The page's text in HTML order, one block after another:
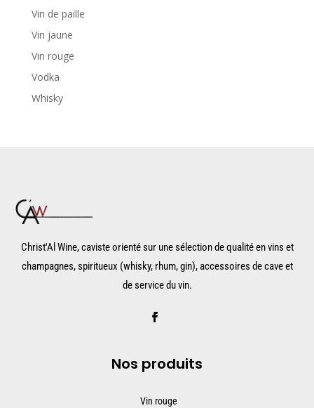
Vin de paille
Vin jaune
Vin rouge
Vodka
Whisky
Christ'Al Wine, caviste orienté sur une sélection de qualité en vins et
champagnes, spiritueux (whisky, rhum, gin), accessoires de cave et
de service du vin.
Nos produits
Vin rouge